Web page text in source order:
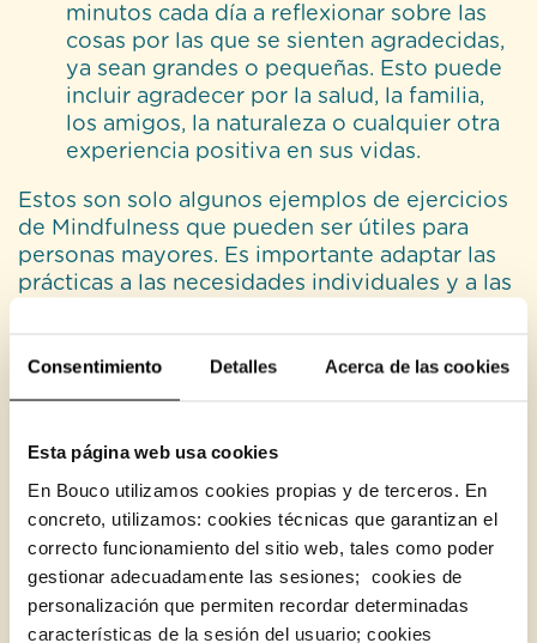
Consentimiento Detalles Acerca de las cookies
Esta página web usa cookies
En Bouco utilizamos cookies propias y de terceros. En
concreto, utilizamos: cookies técnicas que garantizan el
correcto funcionamiento del sitio web, tales como poder
gestionar adecuadamente las sesiones; cookies de
personalización que permiten recordar determinadas
características de la sesión del usuario; cookies
minutos cada día a reflexionar sobre las
cosas por las que se sienten agradecidas,
ya sean grandes o pequeñas. Esto puede
incluir agradecer por la salud, la familia,
los amigos, la naturaleza o cualquier otra
experiencia positiva en sus vidas.
Estos son solo algunos ejemplos de ejercicios
de Mindfulness que pueden ser útiles para
personas mayores. Es importante adaptar las
prácticas a las necesidades individuales y a las
hacia la experiencia presente.
técnicas de Mindfulness en
mayores
Las técnicas de Mindfulness para personas
mayores sonparticularmente convenientes en
momentos de transición, desafío emocional o